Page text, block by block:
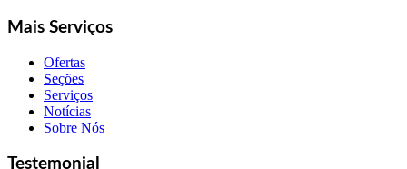
Mais Serviços
Ofertas
Seções
Serviços
Notícias
Sobre Nós
Testemonial